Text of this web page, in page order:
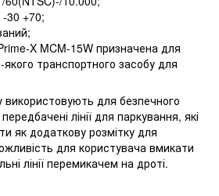
30 +70;
X MCM-15W призначена для
транспортного засобу для
для безпечного
лінії для паркування, які
як додаткову розмітку для
для користувача вмикати
лінії перемикачем на дроті.